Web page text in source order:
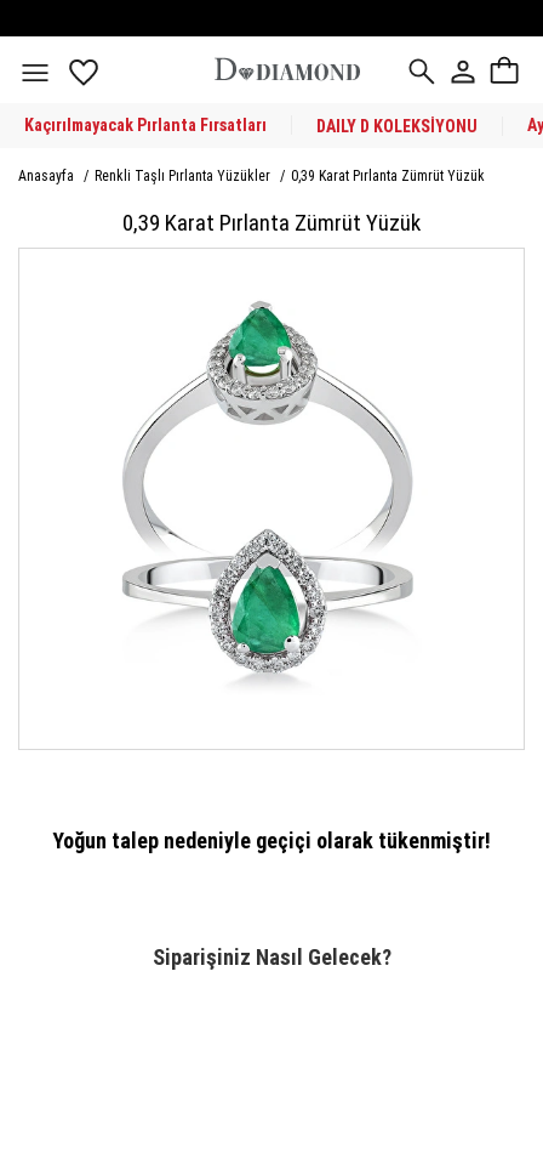
Kaçırılmayacak Pırlanta Fırsatları DAILY D KOLEKSİYONU
Anasayfa / Renkli Taşlı Pırlanta Yüzükler / 0,39 Karat Pırlanta Zümrüt Yüzük
0,39 Karat Pırlanta Zümrüt Yüzük
Yoğun talep nedeniyle geçiçi olarak tükenmiştir!
Siparişiniz Nasıl Gelecek?